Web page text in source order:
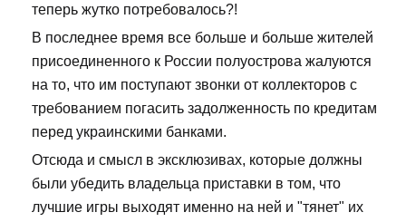
теперь жутко потребовалось?!
В последнее время все больше и больше жителей
присоединенного к России полуострова жалуются
на то, что им поступают звонки от коллекторов с
требованием погасить задолженность по кредитам
перед украинскими банками.
Отсюда и смысл в эксклюзивах, которые должны
были убедить владельца приставки в том, что
лучшие игры выходят именно на ней и "тянет" их